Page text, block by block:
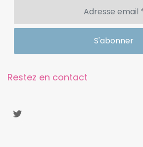
Restez en contact